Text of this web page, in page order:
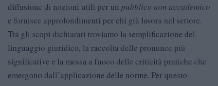
diffusione di nozioni utili per un pubblico non accademico
e fornisce approfondimenti per chi già lavora nel settore.
Tra gli scopi dichiarati troviamo la semplificazione del
linguaggio giuridico, la raccolta delle pronunce più
significative e la messa a fuoco delle criticità pratiche che
emergono dall’applicazione delle norme. Per questo